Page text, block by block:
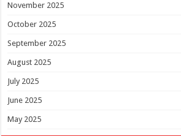
November 2025
October 2025
September 2025
August 2025
July 2025
June 2025
May 2025